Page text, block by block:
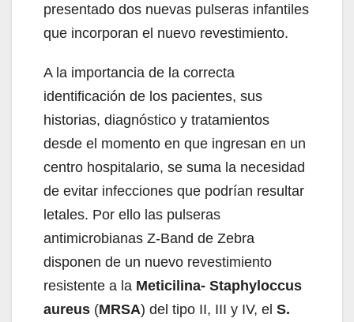
presentado dos nuevas pulseras infantiles
que incorporan el nuevo revestimiento.
A la importancia de la correcta
identificación de los pacientes, sus
historias, diagnóstico y tratamientos
desde el momento en que ingresan en un
centro hospitalario, se suma la necesidad
de evitar infecciones que podrían resultar
letales. Por ello las pulseras
antimicrobianas Z-Band de Zebra
disponen de un nuevo revestimiento
resistente a la Meticilina- Staphyloccus
aureus (MRSA) del tipo II, III y IV, el S.